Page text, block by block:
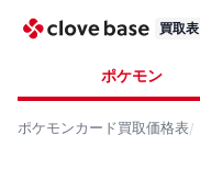
買取表
ポケモン
ポケモンカード買取価格表